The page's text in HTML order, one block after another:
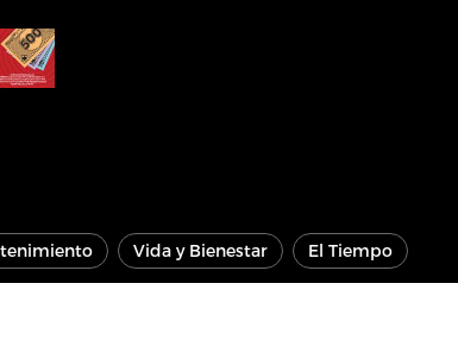
Vida y Bienestar El Tiempo